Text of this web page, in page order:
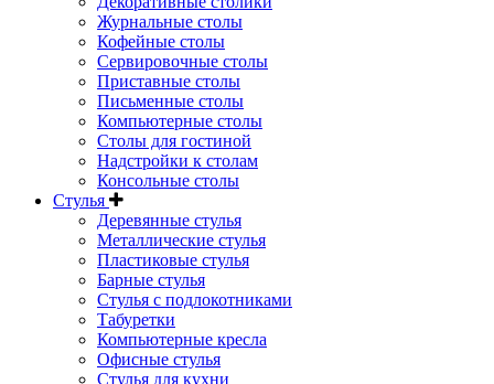
Журнальные столы
Кофейные столы
Сервировочные столы
Приставные столы
Письменные столы
Компьютерные столы
Столы для гостиной
Надстройки к столам
Консольные столы
Стулья
Деревянные стулья
Металлические стулья
Пластиковые стулья
Барные стулья
Стулья с подлокотниками
Табуретки
Компьютерные кресла
Офисные стулья
Стулья для кухни